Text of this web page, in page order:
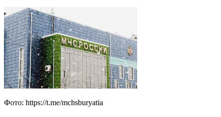
Фото: https://t.me/mchsburyatia